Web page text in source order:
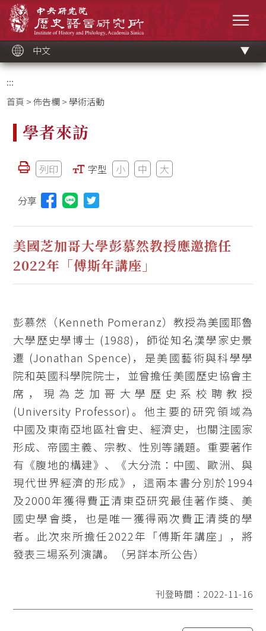
中文
:::
首頁 >佈告欄> 學術活動
學者來訪
列印 字型 小 中 大
分享 分享本頁至Line(另開視窗)
美國芝加哥大學彭慕然教授應邀擔任
2022年「傅斯年講座」
彭慕然（Kenneth Pomeranz）教授為美國耶魯
大學歷史學博士 (1988)，師從知名漢學家史景
遷 (Jonathan Spence)，是美國藝術與科學學
院和英國科學院院士，並曾擔任美國歷史協會主
席，現為芝加哥大學歷史系校聘教授
(University Professor)。他主要的研究領域為
中國及東南亞地區社會史、經濟史，也關注國家
形成、帝國主義、宗教、性別等議題。重要著作
有《腹地的構建》、《大分流：中國、歐洲、與
現代世界經濟的形成》，這兩本書分別於1994
及2000年獲得費正清東亞研究最佳著作獎、美
國史學會獎，也是唯一獲得兩次費正清獎的學
者。此次來所擔任2022年「傅斯年講座」，將
發表三場系列演講。（另詳本所公告）
刊登時間：2022-11-16